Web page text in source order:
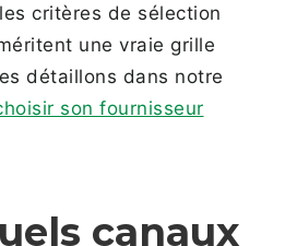
critères de sélection
une vraie grille
détaillons dans notre
son fournisseur
canaux